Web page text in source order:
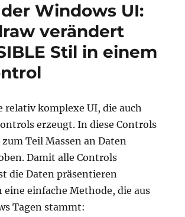
Windows UI:
verändert
Stil in einem
relativ komplexe UI, die auch
erzeugt. In diese Controls
Teil Massen an Daten
Damit alle Controls
die Daten präsentieren
eine einfache Methode, die aus
Tagen stammt: